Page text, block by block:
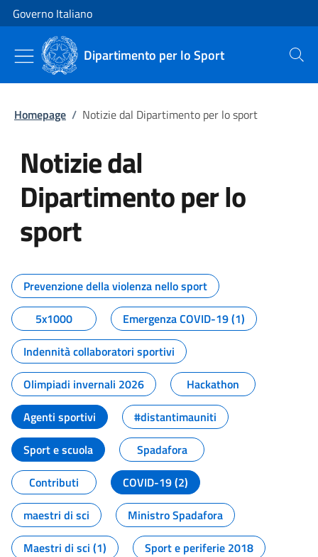
Vai al contenuto
Vai alla navigazione del sito
Governo Italiano
Dipartimento per lo Sport Cerca
Homepage / Notizie dal Dipartimento per lo sport
Notizie dal
Dipartimento per lo
sport
Tutti i contenuti della pagina
Prevenzione della violenza nello sport
5x1000
Emergenza COVID-19 (1)
Indennità collaboratori sportivi
Olimpiadi invernali 2026
Hackathon
Agenti sportivi
#distantimauniti
Sport e scuola
Spadafora
Contributi
COVID-19 (2)
maestri di sci
Ministro Spadafora
Maestri di sci (1)
Sport e periferie 2018